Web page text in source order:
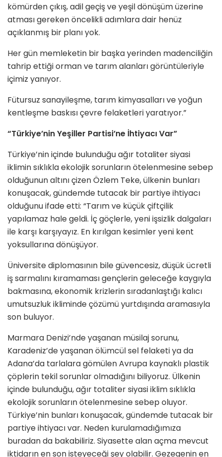
kömürden çıkış, adil geçiş ve yeşil dönüşüm üzerine
atması gereken öncelikli adımlara dair henüz
açıklanmış bir planı yok.
Her gün memleketin bir başka yerinden madenciliğin
tahrip ettiği orman ve tarım alanları görüntüleriyle
içimiz yanıyor.
Fütursuz sanayileşme, tarım kimyasalları ve yoğun
kentleşme baskısı çevre felaketleri yaratıyor.”
“Türkiye’nin Yeşiller Partisi’ne İhtiyacı Var”
Türkiye’nin içinde bulunduğu ağır totaliter siyasi
iklimin sıklıkla ekolojik sorunların ötelenmesine sebep
olduğunun altını çizen Özlem Teke, ülkenin bunları
konuşacak, gündemde tutacak bir partiye ihtiyacı
olduğunu ifade etti: “Tarım ve küçük çiftçilik
yapılamaz hale geldi. İç göçlerle, yeni işsizlik dalgaları
ile karşı karşıyayız. En kırılgan kesimler yeni kent
yoksullarına dönüşüyor.
Üniversite diplomasının bile güvencesiz, düşük ücretli
iş sarmalını kıramaması gençlerin geleceğe kaygıyla
bakmasına, ekonomik krizlerin sıradanlaştığı kalıcı
umutsuzluk ikliminde çözümü yurtdışında aramasıyla
son buluyor.
Marmara Denizi’nde yaşanan müsilaj sorunu,
Karadeniz’de yaşanan ölümcül sel felaketi ya da
Adana’da tarlalara gömülen Avrupa kaynaklı plastik
çöplerin tekil sorunlar olmadığını biliyoruz. Ülkenin
içinde bulunduğu, ağır totaliter siyasi iklim sıklıkla
ekolojik sorunların ötelenmesine sebep oluyor.
Türkiye’nin bunları konuşacak, gündemde tutacak bir
partiye ihtiyacı var. Neden kurulamadığımıza
buradan da bakabiliriz. Siyasette alan açma mevcut
iktidarın en son isteyeceği şey olabilir. Gezegenin en